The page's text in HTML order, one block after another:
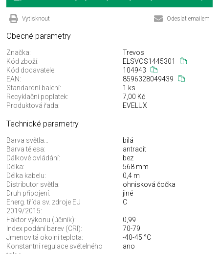
Vytisknout Odeslat emailem
Obecné parametry
Značka:
Trevos
Kód zboží:
ELSVOS1445301
Kód dodavatele:
104943
EAN:
8596328049439
Standardní balení:
1 ks
Recyklační poplatek:
7,00 Kč
Produktová řada:
EVELUX
Technické parametry
Barva světla..:
bílá
Barva tělesa:
antracit
Dálkové ovládání:
bez
Délka:
568 mm
Délka kabelu:
0,4 m
Distributor světla:
ohnisková čočka
Druh připojení:
jiné
Energ. třída sv. zdroje EU
2019/2015:
C
Faktor výkonu (účiník):
0,99
Index podání barev (CRI):
70-79
Jmenovitá okolní teplota:
-40-45 °C
Konstantní regulace světelného
ano